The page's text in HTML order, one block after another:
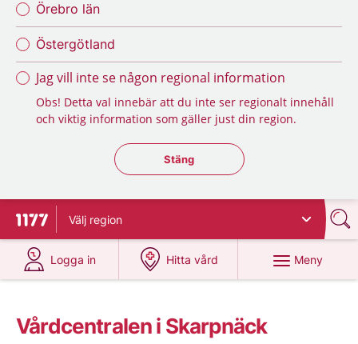
Örebro län
Östergötland
Jag vill inte se någon regional information
Obs! Detta val innebär att du inte ser regionalt innehåll
och viktig information som gäller just din region.
Stäng regionsväljaren
Stäng
Till startsidan för 1177
Välj region
Logga in
på 1177.se
Hitta vård
på 1177.se
Meny
Vårdcentralen i Skarpnäck